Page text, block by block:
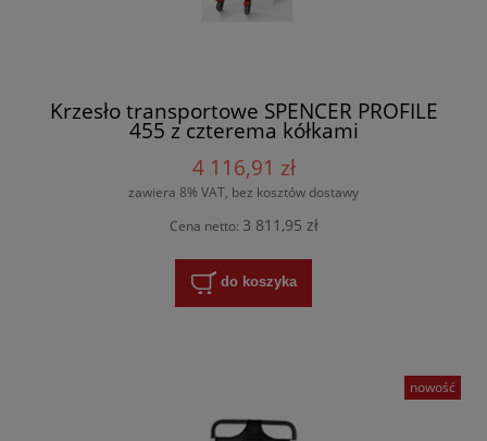
Krzesło transportowe SPENCER PROFILE
455 z czterema kółkami
4 116,91 zł
zawiera 8% VAT, bez kosztów dostawy
Cena netto: 3 811,95 zł
do koszyka
nowość